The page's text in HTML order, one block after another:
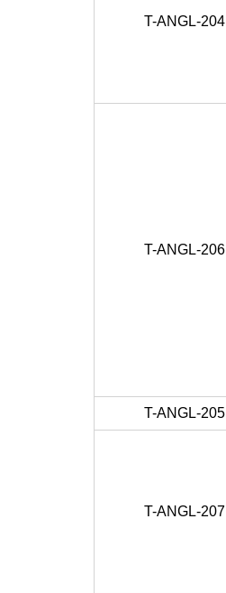
T-ANGL-204
T-ANGL-206
T-ANGL-205
T-ANGL-207